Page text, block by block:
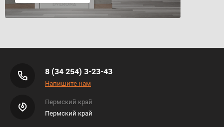
8 (34 254) 3-23-43
Напишите нам
Пермский край
Пермский край